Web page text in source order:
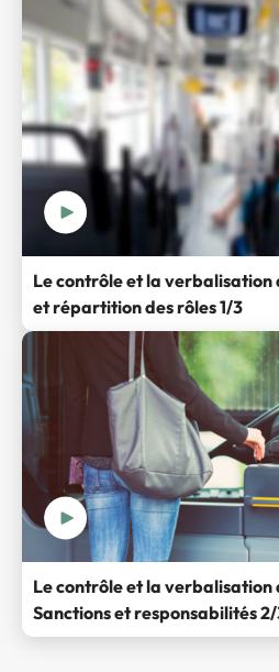
Le contrôle et la verbalisation
et répartition des rôles 1/3
Le contrôle et la verbalisation
Sanctions et responsabilités